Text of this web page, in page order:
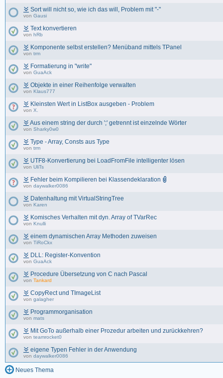
Sort will nicht so, wie ich das will, Problem mit "-"
von Gausi
Text konvertieren
von hRb
Komponente selbst erstellen? Menüband mittels TPanel
von trm
Formatierung in "write"
von GuaAck
Objekte in einer Reihenfolge verwalten
von Klaus777
Kleinsten Wert in ListBox ausgeben - Problem
von X.
Aus einem string der durch ';' getrennt ist einzelnde Wörter
von Sharky0w0
Type - Array, Consts aus Type
von trm
UTF8-Konvertierung bei LoadFromFile intelligenter lösen
von UliTs
Fehler beim Kompilieren bei Klassendeklaration
von daywalker0086
Datenhaltung mit VirtualStringTree
von Karen
Komisches Verhalten mit dyn. Array of TVarRec
von Knulli
einem dynamischen Array Methoden zuweisen
von TiRoCkx
DLL: Register-Konvention
von GuaAck
Procedure Übersetzung von C nach Pascal
von Tankard
CopyRect und TImageList
von galagher
Programmorganisation
von mats
Mit GoTo außerhalb einer Prozedur arbeiten und zurückkehren?
von teamrocket0
eigene Typen Fehler in der Anwendung
von daywalker0086
Neues Thema